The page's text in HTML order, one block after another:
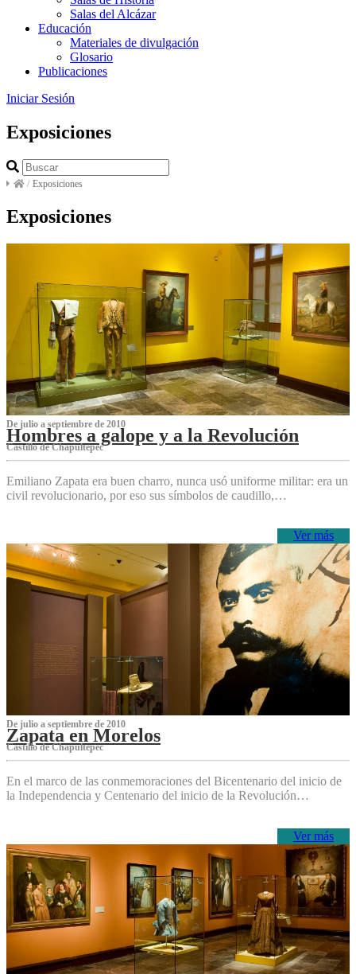
Salas del Alcázar
Educación
Materiales de divulgación
Glosario
Publicaciones
Iniciar Sesión
Exposiciones
/ Exposiciones
Exposiciones
De julio a septiembre de 2010
Hombres a galope y a la Revolución
Castillo de Chapultepec
Emiliano Zapata era buen charro, nunca usó uniforme militar: era un
civil revolucionario, por eso sus símbolos de caudillo,…
Ver más
De julio a septiembre de 2010
Zapata en Morelos
Castillo de Chapultepec
En el marco de las conmemoraciones del Bicentenario del inicio de
la Independencia y Centenario del inicio de la Revolución…
Ver más